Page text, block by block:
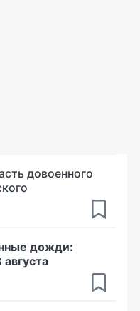
довоенного
дожди: